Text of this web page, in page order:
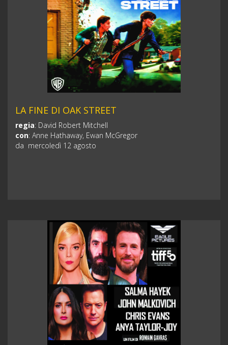
LA FINE DI OAK STREET
regia: David Robert Mitchell
con: Anne Hathaway, Ewan McGregor
da mercoledì 12 agosto